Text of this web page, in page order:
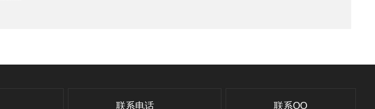
联系电话
联系QQ